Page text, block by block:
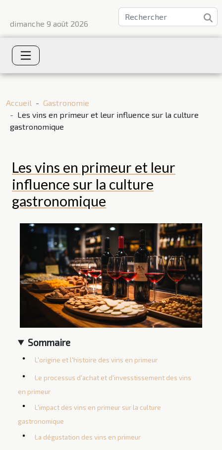
dimanche 9 août 2026
Accueil
Gastronomie
Les vins en primeur et leur influence sur la culture
gastronomique
Les vins en primeur et leur
influence sur la culture
gastronomique
Sommaire
L'origine et l'histoire des vins en primeur
Le processus d'achat et d'invesstissement des vins
en primeur
L'impact des vins en primeur sur la culture
gastronomique
La dégustation des vins en primeur